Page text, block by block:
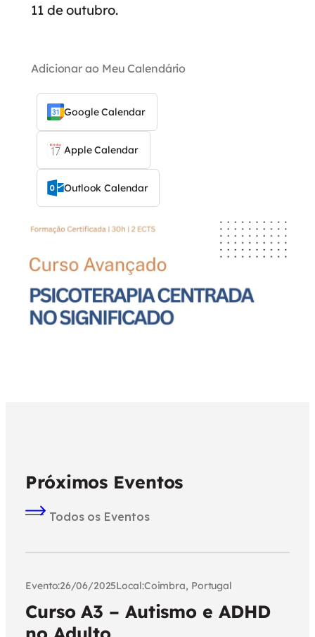
11 de outubro.
Adicionar ao Meu Calendário
Google Calendar
Apple Calendar
Outlook Calendar
Próximos Eventos
Todos os Eventos
Evento:26/06/2025Local:Coimbra, Portugal
Curso A3 – Autismo e ADHD